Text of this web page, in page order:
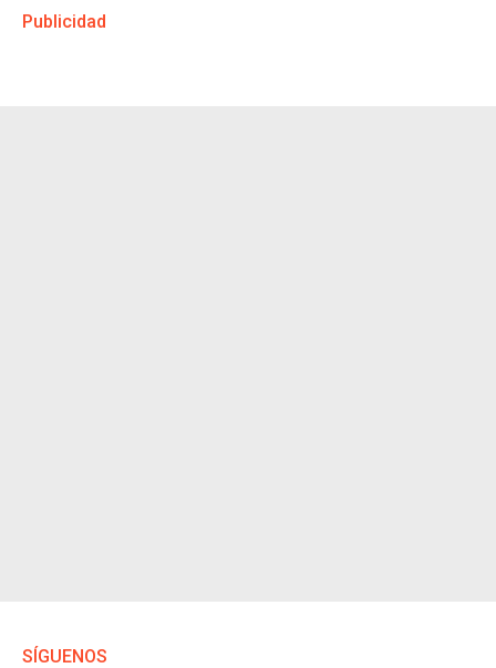
Publicidad
SÍGUENOS